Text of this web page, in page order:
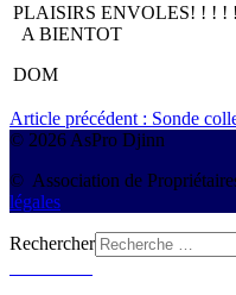
PLAISIRS ENVOLES! ! ! !
A BIENTOT
DOM
Article précédent : Sonde
© 2026 AsPro Djinn
© Association de
légales
Rechercher